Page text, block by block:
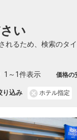
い
るため、検索の
り込み ホテル指定
1～1件表示 価格の